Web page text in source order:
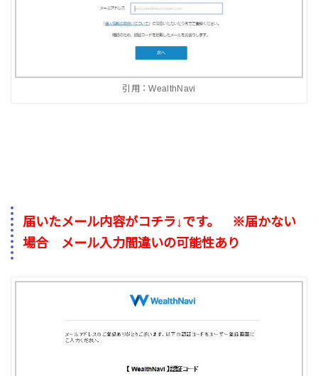
引用：WealthNavi
届いたメール内容がコチラ↓です。 ※届かない
場合 メール入力間違いの可能性あり